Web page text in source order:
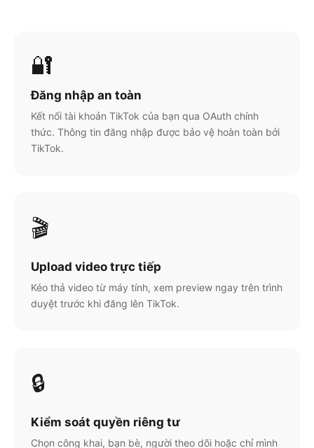
🔐
Đăng nhập an toàn
Kết nối tài khoản TikTok của bạn qua OAuth chính
thức. Thông tin đăng nhập được bảo vệ hoàn toàn bởi
TikTok.
🎬
Upload video trực tiếp
Kéo thả video từ máy tính, xem preview ngay trên trình
duyệt trước khi đăng lên TikTok.
🔒
Kiểm soát quyền riêng tư
Chọn công khai, bạn bè, người theo dõi hoặc chỉ mình